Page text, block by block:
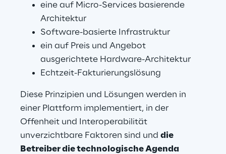
eine auf Micro-Services basierende
Architektur
Software-basierte Infrastruktur
ein auf Preis und Angebot
ausgerichtete Hardware-Architektur
Echtzeit-Fakturierungslösung
Diese Prinzipien und Lösungen werden in
einer Plattform implementiert, in der
Offenheit und Interoperabilität
unverzichtbare Faktoren sind und die
Betreiber die technologische Agenda